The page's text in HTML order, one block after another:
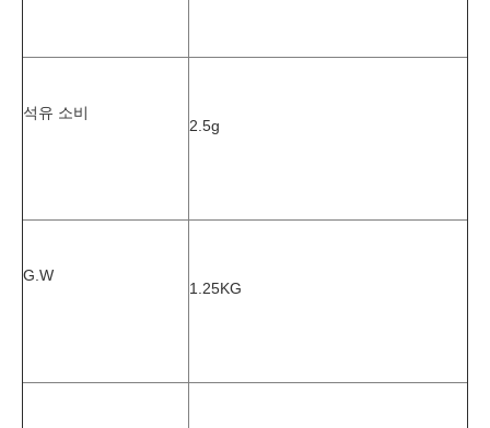
석유 소비
2.5g
G.W
1.25KG